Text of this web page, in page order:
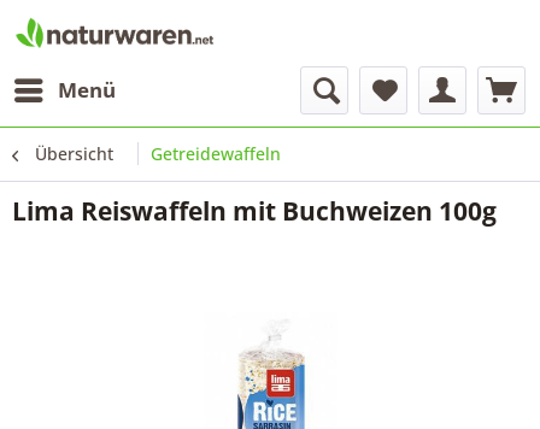
Menü
Übersicht Getreidewaffeln
Lima Reiswaffeln mit Buchweizen 100g